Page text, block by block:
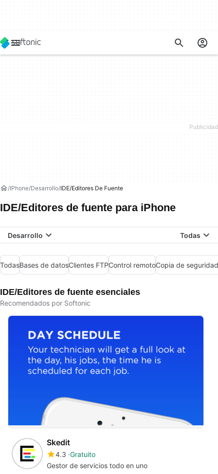
IPhone Desarrollo IDE/Editores De Fuente
IDE/Editores de fuente para iPhone
Desarrollo Todas
TodasBases de datosClientes FTPControl remotoCopia de
IDE/Editores de fuente esenciales
Recomendados por Softonic
Skedit
4.3 Gratuito
Gestor de servicios todo en uno